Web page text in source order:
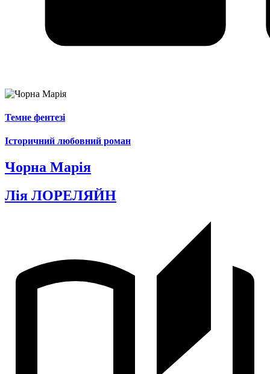
Темне фентезі
Історичний любовний роман
Чорна Марія
Лія ЛОРЕЛЯЙН